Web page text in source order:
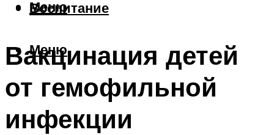
Воспитание
Меню
Меню
Вакцинация детей
от гемофильной
инфекции